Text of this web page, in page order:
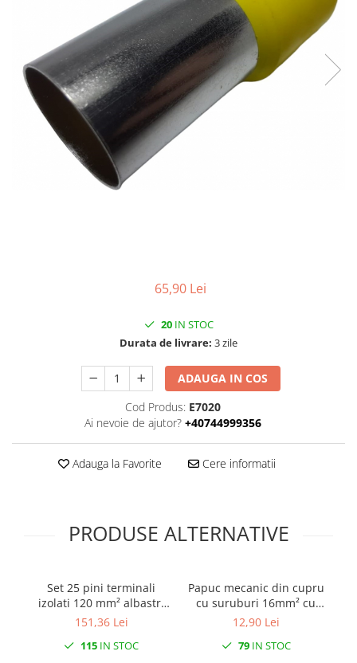
65,90 Lei
20IN STOC
Durata de livrare: 3 zile
ADAUGA IN COS
Cod Produs: E7020
Ai nevoie de ajutor? +40744999356
Adauga la Favorite Cere informatii
PRODUSE ALTERNATIVE
Set 25 pini terminali
izolati 120 mm² albastri
ferule cupru 52mm
151,36 Lei
115 IN STOC
Papuc mecanic din cupru
cu suruburi 16mm² cu
gaura de 8mm
12,90 Lei
79IN STOC